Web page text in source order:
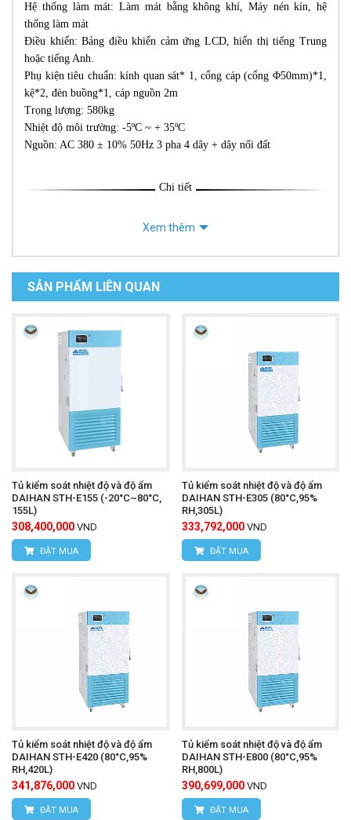
Hệ thống làm mát: Làm mát bằng không khí, Máy nén kín, hệ
thống làm mát
Điều khiển: Bảng điều khiển cảm ứng LCD, hiển thị tiếng Trung
hoặc tiếng Anh.
Phụ kiện tiêu chuẩn: kính quan sát* 1, cổng cáp (cổng Φ50mm)*1,
kệ*2, đèn buồng*1, cáp nguồn 2m
Trọng lượng: 580kg
Nhiệt độ môi trường: -5ºC ~ + 35ºC
Nguồn: AC 380 ± 10% 50Hz 3 pha 4 dây + dây nối đất
Chi tiết
Xem thêm
SẢN PHẨM LIÊN QUAN
Tủ kiểm soát nhiệt độ và độ ẩm
DAIHAN STH-E155 (-20°C~80°C,
155L)
308,400,000 VND
ĐẶT MUA
Tủ kiểm soát nhiệt độ và độ ẩm
DAIHAN STH-E305 (80°C,95%
RH,305L)
333,792,000 VND
ĐẶT MUA
Tủ kiểm soát nhiệt độ và độ ẩm
DAIHAN STH-E420 (80°C,95%
RH,420L)
341,876,000 VND
ĐẶT MUA
Tủ kiểm soát nhiệt độ và độ ẩm
DAIHAN STH-E800 (80°C,95%
RH,800L)
390,699,000 VND
ĐẶT MUA